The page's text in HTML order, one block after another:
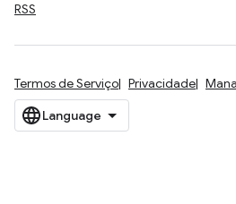
RSS
Termos de Serviço Privacidade